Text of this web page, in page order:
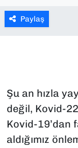
Paylaş
Şu an hızla
değil, Kovid-
Kovid-19’dan
aldığımız
KÜLTÜR
SAĞLIK
SPOR
TEKNOLOJİ
Son Dakika